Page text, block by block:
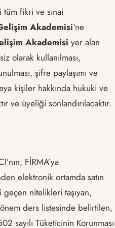
fikri ve sınai
Akademisi‘ne
Akademisi yer alan
olarak kullanılması,
şifre paylaşımı ve
kişiler hakkında hukuki ve
ve üyeliği sonlandırılacaktır.
FİRMA’ya
elektronik ortamda satın
geçen nitelikleri taşıyan,
ders listesinde belirtilen,
sayılı Tüketicinin Korunması